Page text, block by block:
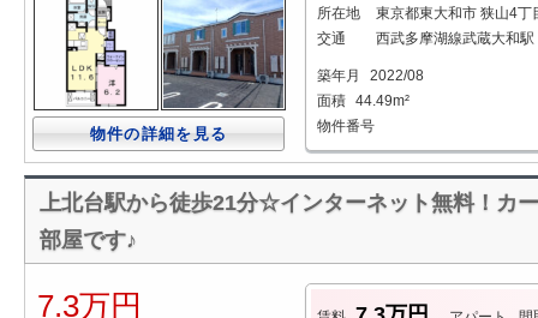
物件の詳細を見る
所在地
東京都東大和市 狭山4丁
交通
西武多摩湖線武蔵大和駅
築年月
2022/08
面積 44.49m²
物件番号
上北台駅から徒歩21分☆インターネット無料！カ
部屋です♪
7.3万円